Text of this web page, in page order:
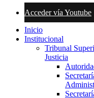
Acceder vía Youtube
Inicio
Institucional
Tribunal
Justicia